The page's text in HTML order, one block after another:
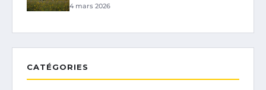
4 mars 2026
CATÉGORIES